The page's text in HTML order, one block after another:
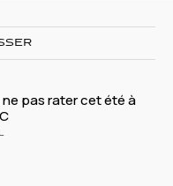
ne pas rater cet été à